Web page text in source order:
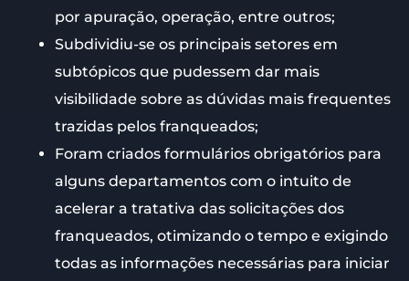
por apuração, operação, entre outros;
Subdividiu-se os principais setores em
subtópicos que pudessem dar mais
visibilidade sobre as dúvidas mais frequentes
trazidas pelos franqueados;
Foram criados formulários obrigatórios para
alguns departamentos com o intuito de
acelerar a tratativa das solicitações dos
franqueados, otimizando o tempo e exigindo
todas as informações necessárias para iniciar